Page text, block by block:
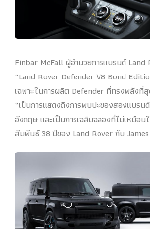
Finbar McFall ผู้อำนวยการแบรนด์ Land
“Land Rover Defender V8 Bond
เฉพาะในการผลิต Defender ที่ทรงพลังที่สุ
“เป็นการแสดงถึงการพบปะของสองแบร
อังกฤษ และเป็นการเฉลิมฉลองที่ไม่เหมือน
สัมพันธ์ 38 ปีของ Land Rover กับ